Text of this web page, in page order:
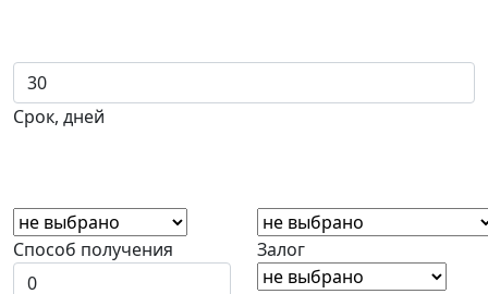
Срок, дней
Способ получения Залог